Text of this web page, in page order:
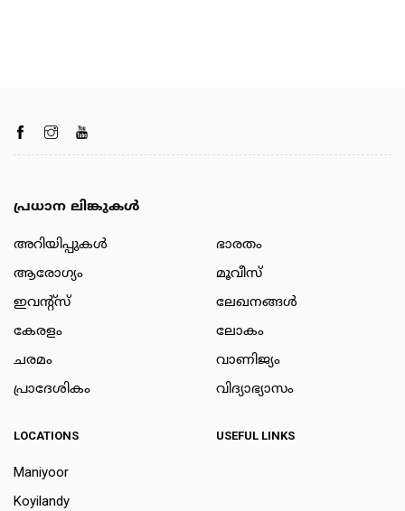
പ്രധാന ലിങ്കുകൾ
അറിയിപ്പുകള്‍
ആരോഗ്യം
ഇവന്റ്സ്
കേരളം
ചരമം
പ്രാദേശികം
ഭാരതം
മൂവീസ്
ലേഖനങ്ങള്‍
ലോകം
വാണിജ്യം
വിദ്യാഭ്യാസം
LOCATIONS
Maniyoor
Koyilandy
USEFUL LINKS